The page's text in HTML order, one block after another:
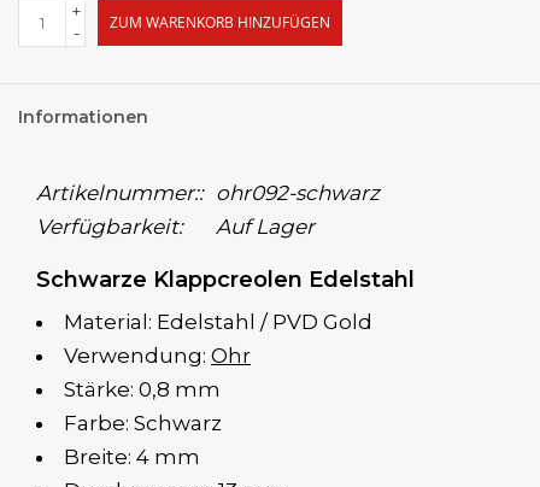
+
-
ZUM WARENKORB HINZUFÜGEN
Informationen
Artikelnummer:: ohr092-schwarz
Verfügbarkeit:
Auf Lager
Schwarze Klappcreolen Edelstahl
Material: Edelstahl / PVD Gold
Verwendung: Ohr
Stärke: 0,8 mm
Farbe: Schwarz
Breite: 4 mm